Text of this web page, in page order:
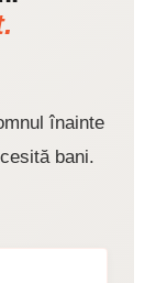
înainte
bani.